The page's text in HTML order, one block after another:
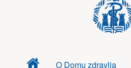
Dom O Domu zdravlja